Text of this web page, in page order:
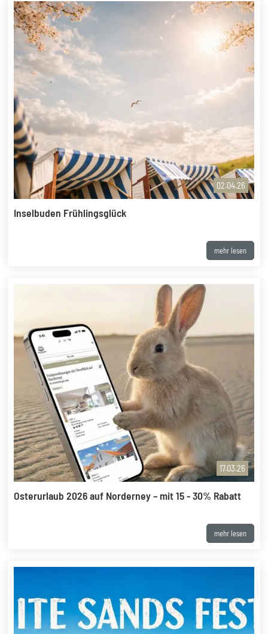
02.04.26
Inselbuden Frühlingsglück
mehr lesen
17.03.26
Osterurlaub 2026 auf Norderney – mit 15 - 30% Rabatt
mehr lesen